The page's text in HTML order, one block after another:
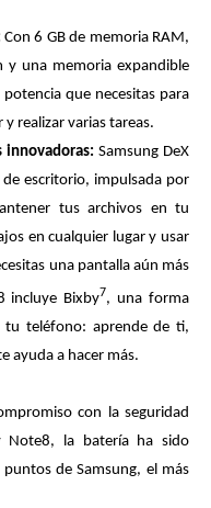
Con 6 GB de memoria RAM,
y una memoria expandible
que necesitas para
realizar varias tareas.
innovadoras:Samsung DeX
escritorio, impulsada por
tus archivos en tu
en cualquier lugar y usar
una pantalla aún más
incluye Bixby7, una forma
tu teléfono: aprende de ti,
ayuda a hacer más.
con la seguridad
Note8, la batería ha sido
de Samsung, el más